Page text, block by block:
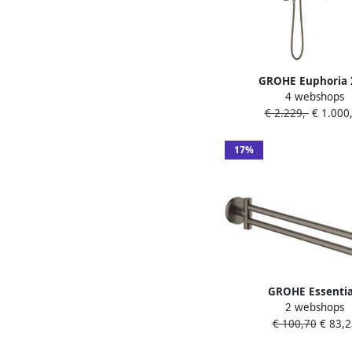
GROHE Euphoria
douchesysteem
douchethermostaat
en handd. brushed
4 webshops
€ 2.229,-€
17%
GROHE
Handdoekhouder rond
lids 1-gats 439mm
2 webshops
€ 100,70€